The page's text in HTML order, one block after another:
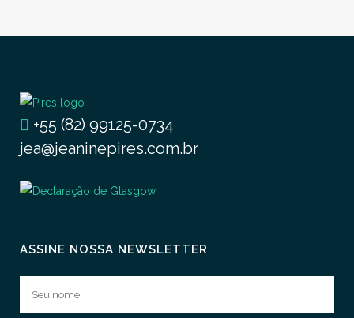
+55 (82) 99125-0734
jea@jeaninepires.com.br
ASSINE NOSSA NEWSLETTER